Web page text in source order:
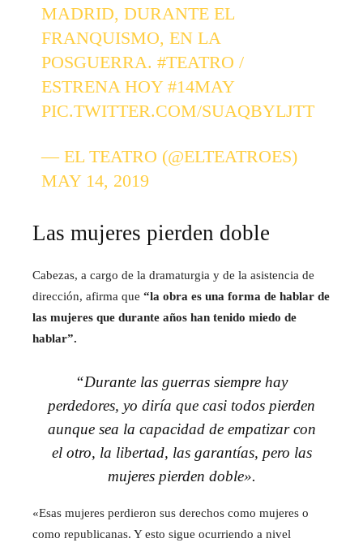
MADRID, DURANTE EL
FRANQUISMO, EN LA
POSGUERRA.#TEATRO /
ESTRENA HOY#14MAY
PIC.TWITTER.COM/SUAQBYLJTT
— EL TEATRO (@ELTEATROES)
MAY 14, 2019
Las mujeres pierden doble
Cabezas, a cargo de la dramaturgia y de la asistencia de
dirección, afirma que “la obra es una forma de hablar de
las mujeres que durante años han tenido miedo de
hablar”.
“Durante las guerras siempre hay
perdedores, yo diría que casi todos pierden
aunque sea la capacidad de empatizar con
el otro, la libertad, las garantías, pero las
mujeres pierden doble».
«Esas mujeres perdieron sus derechos como mujeres o
como republicanas. Y esto sigue ocurriendo a nivel